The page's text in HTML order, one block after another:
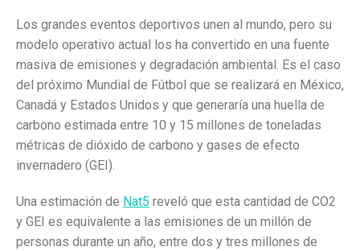
Los grandes eventos deportivos unen al mundo, pero su
modelo operativo actual los ha convertido en una fuente
masiva de emisiones y degradación ambiental. Es el caso
del próximo Mundial de Fútbol que se realizará en México,
Canadá y Estados Unidos y que generaría una huella de
carbono estimada entre 10 y 15 millones de toneladas
métricas de dióxido de carbono y gases de efecto
invernadero (GEI).
Una estimación de Nat5 reveló que esta cantidad de CO2
y GEI es equivalente a las emisiones de un millón de
personas durante un año, entre dos y tres millones de